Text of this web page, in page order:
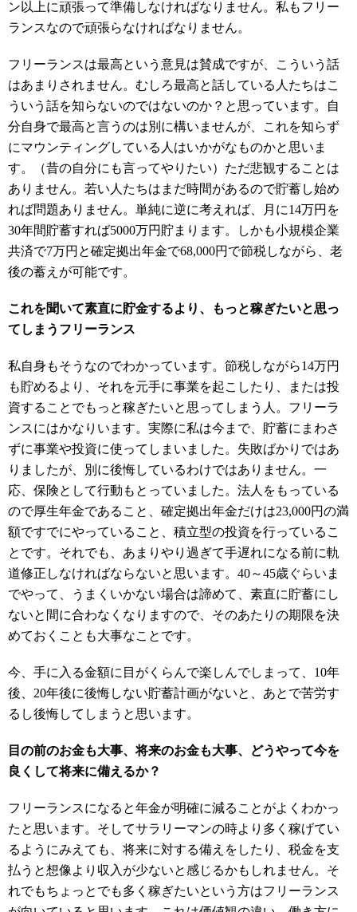
ン以上に頑張って準備しなければなりません。私もフリー
ランスなので頑張らなければなりません。
フリーランスは最高という意見は賛成ですが、こういう話
はあまりされません。むしろ最高と話している人たちはこ
ういう話を知らないのではないのか？と思っています。自
分自身で最高と言うのは別に構いませんが、これを知らず
にマウンティングしている人はいかがなものかと思いま
す。（昔の自分にも言ってやりたい）ただ悲観することは
ありません。若い人たちはまだ時間があるので貯蓄し始め
れば問題ありません。単純に逆に考えれば、月に14万円を
30年間貯蓄すれば5000万円貯まります。しかも小規模企業
共済で7万円と確定拠出年金で68,000円で節税しながら、老
後の蓄えが可能です。
これを聞いて素直に貯金するより、もっと稼ぎたいと思っ
てしまうフリーランス
私自身もそうなのでわかっています。節税しながら14万円
も貯めるより、それを元手に事業を起こしたり、または投
資することでもっと稼ぎたいと思ってしまう人。フリーラ
ンスにはかなりいます。実際に私は今まで、貯蓄にまわさ
ずに事業や投資に使ってしまいました。失敗ばかりではあ
りましたが、別に後悔しているわけではありません。一
応、保険として行動もとっていました。法人をもっている
ので厚生年金であること、確定拠出年金だけは23,000円の満
額ですでにやっていること、積立型の投資を行っているこ
とです。それでも、あまりやり過ぎて手遅れになる前に軌
道修正しなければならないと思います。40～45歳ぐらいま
でやって、うまくいかない場合は諦めて、素直に貯蓄にし
ないと間に合わなくなりますので、そのあたりの期限を決
めておくことも大事なことです。
今、手に入る金額に目がくらんで楽しんでしまって、10年
後、20年後に後悔しない貯蓄計画がないと、あとで苦労す
るし後悔してしまうと思います。
目の前のお金も大事、将来のお金も大事、どうやって今を
良くして将来に備えるか？
フリーランスになると年金が明確に減ることがよくわかっ
たと思います。そしてサラリーマンの時より多く稼げてい
るようにみえても、将来に対する備えをしたり、税金を支
払うと想像より収入が少ないと感じるかもしれません。そ
れでもちょっとでも多く稼ぎたいという方はフリーランス